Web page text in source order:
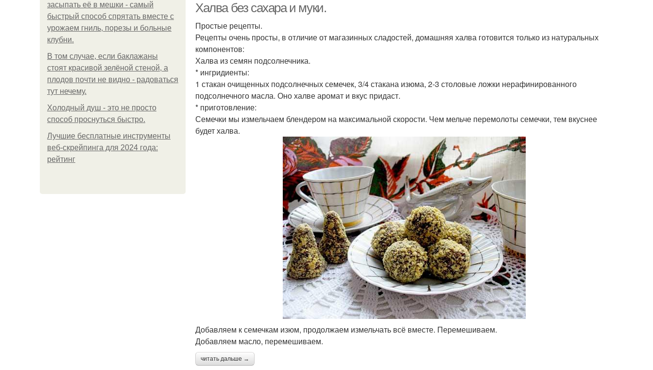
засыпать её в мешки - самый
быстрый способ спрятать вместе с
урожаем гниль, порезы и больные
клубни.
В том случае, если баклажаны
стоят красивой зелёной стеной, а
плодов почти не видно - радоваться
тут нечему.
Холодный душ - это не просто
способ проснуться быстро.
Лучшие бесплатные инструменты
веб-скрейпинга для 2024 года:
рейтинг
Волокнистая халва
Халва без сахара и муки.
Простые рецепты.
Рецепты очень просты, в отличие от магазинных сладостей, домашняя халва готовится только из натуральных
компонентов:
Халва из семян подсолнечника.
* ингридиенты:
1 стакан очищенных подсолнечных семечек, 3/4 стакана изюма, 2-3 столовые ложки нерафинированного
подсолнечного масла. Оно халве аромат и вкус придаст.
* приготовление:
Семечки мы измельчаем блендером на максимальной скорости. Чем мельче перемолоты семечки, тем вкуснее
будет халва.
Добавляем к семечкам изюм, продолжаем измельчать всё вместе. Перемешиваем.
Добавляем масло, перемешиваем.
читать дальше →